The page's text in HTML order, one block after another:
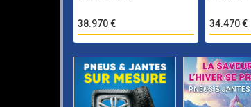
38.970 € 34.470 €